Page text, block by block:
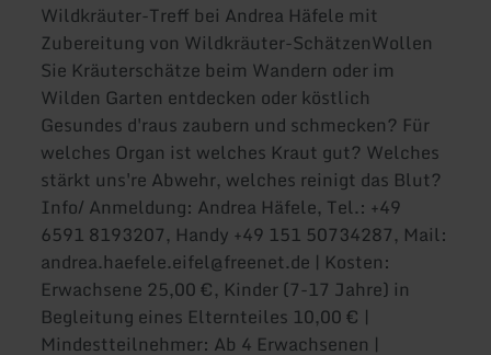
Wildkräuter-Treff bei Andrea Häfele mit
Zubereitung von Wildkräuter-SchätzenWollen
Sie Kräuterschätze beim Wandern oder im
Wilden Garten entdecken oder köstlich
Gesundes d'raus zaubern und schmecken? Für
welches Organ ist welches Kraut gut? Welches
stärkt uns're Abwehr, welches reinigt das Blut?
Info/ Anmeldung: Andrea Häfele, Tel.: +49
6591 8193207, Handy +49 151 50734287, Mail:
andrea.haefele.eifel@freenet.de | Kosten:
Erwachsene 25,00 €, Kinder (7-17 Jahre) in
Begleitung eines Elternteiles 10,00 € |
Mindestteilnehmer: Ab 4 Erwachsenen |